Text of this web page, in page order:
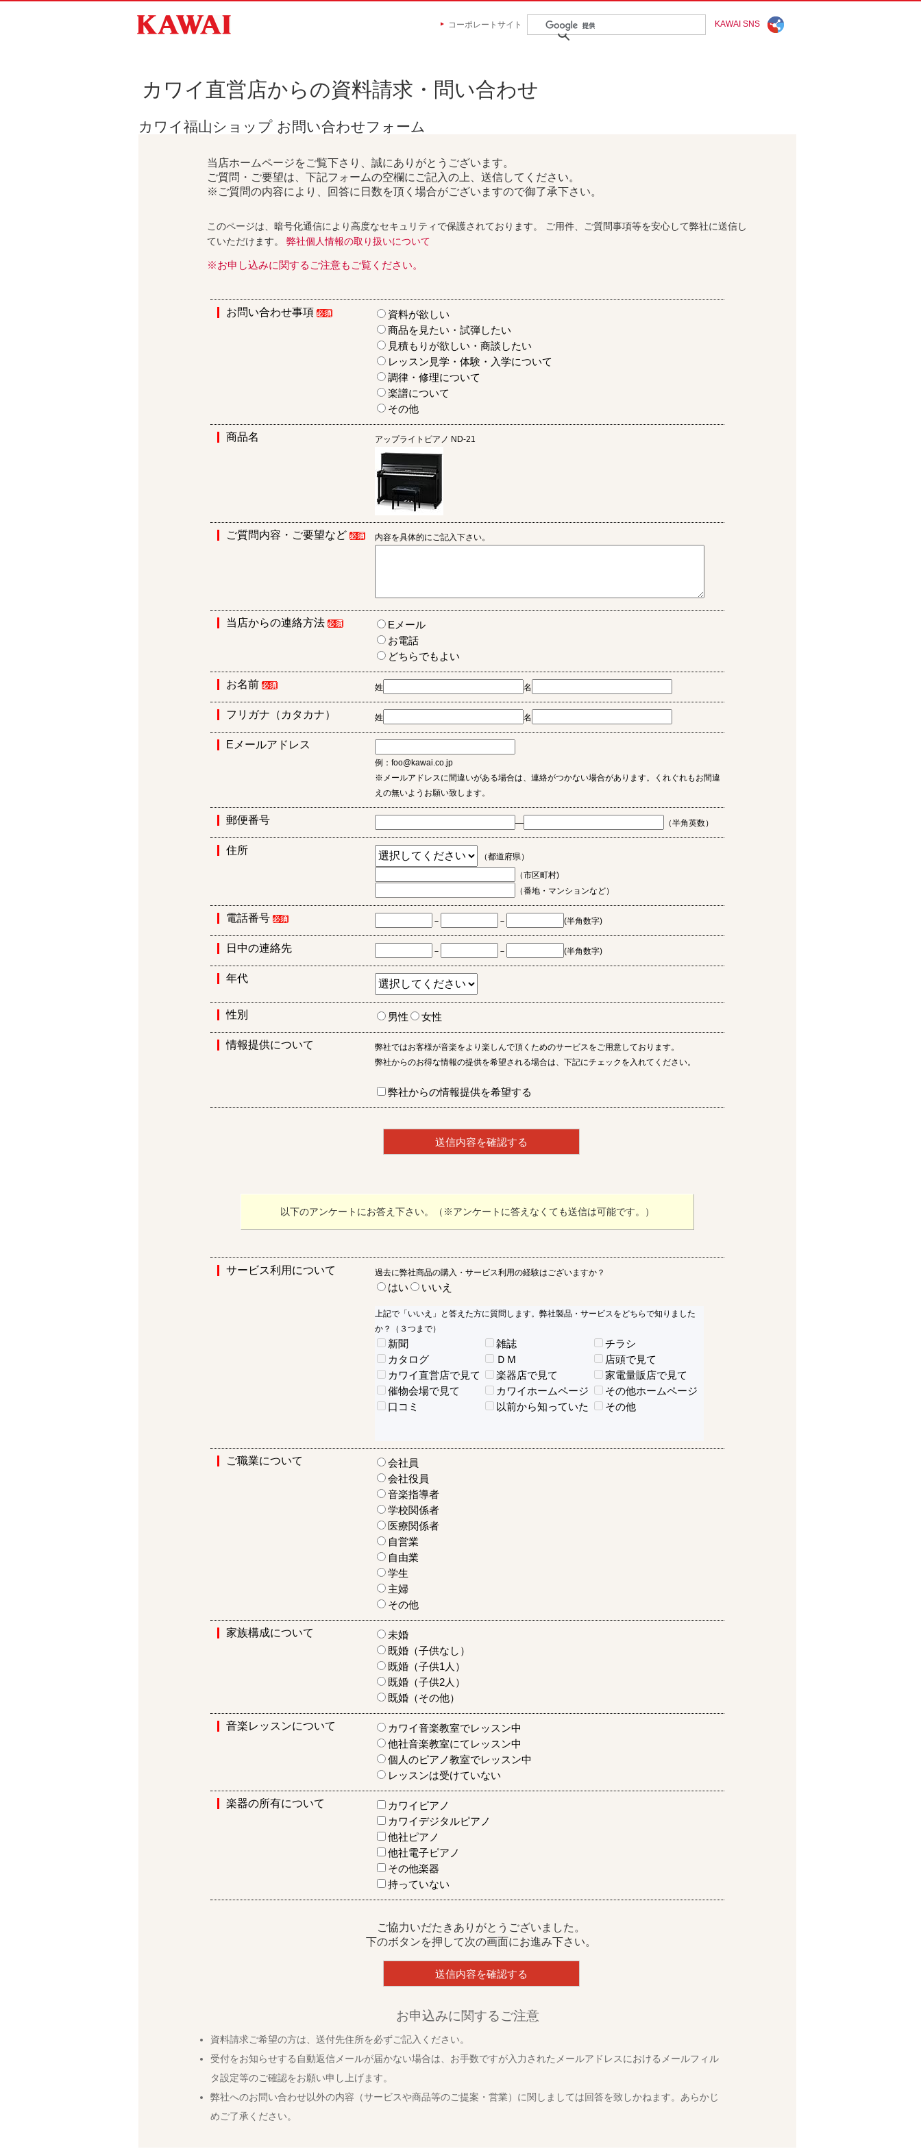
コーポレートサイト KAWAI SNS
カワイ直営店からの資料請求・問い合わせ
カワイ福山ショップ お問い合わせフォーム
当店ホームページをご覧下さり、誠にありがとうございます。
ご質問・ご要望は、下記フォームの空欄にご記入の上、送信してください。
※ご質問の内容により、回答に日数を頂く場合がございますので御了承下さい。
このページは、暗号化通信により高度なセキュリティで保護されております。 ご用件、ご質問事項等を安心して弊社に送信し
ていただけます。 弊社個人情報の取り扱いについて
※お申し込みに関するご注意もご覧ください。
お問い合わせ事項
資料が欲しい
商品を見たい・試弾したい
見積もりが欲しい・商談したい
レッスン見学・体験・入学について
調律・修理について
楽譜について
その他
商品名 アップライトピアノ ND-21
ご質問内容・ご要望など 内容を具体的にご記入下さい。
当店からの連絡方法
Eメール
お電話
どちらでもよい
お名前 姓 名
フリガナ（カタカナ） 姓 名
Eメールアドレス
例：foo@kawai.co.jp
※メールアドレスに間違いがある場合は、連絡がつかない場合があります。くれぐれもお間違
えの無いようお願い致します。
郵便番号 ― （半角英数）
住所
（都道府県）
（市区町村)
（番地・マンションなど）
電話番号 － － (半角数字)
日中の連絡先 － － (半角数字)
年代
性別 男性 女性
情報提供について
弊社ではお客様が音楽をより楽しんで頂くためのサービスをご用意しております。
弊社からのお得な情報の提供を希望される場合は、下記にチェックを入れてください。
弊社からの情報提供を希望する
以下のアンケートにお答え下さい。（※アンケートに答えなくても送信は可能です。）
サービス利用について 過去に弊社商品の購入・サービス利用の経験はございますか？
はい いいえ
上記で「いいえ」と答えた方に質問します。弊社製品・サービスをどちらで知りました
か？（３つまで）
新聞 雑誌
チラシ
カタログ
ＤＭ
店頭で見て
カワイ直営店で見て
楽器店で見て
家電量販店で見て
催物会場で見て
カワイホームページ
その他ホームページ
口コミ
以前から知っていた その他
ご職業について
会社員
会社役員
音楽指導者
学校関係者
医療関係者
自営業
自由業
学生
主婦
その他
家族構成について
未婚
既婚（子供なし）
既婚（子供1人）
既婚（子供2人）
既婚（その他）
音楽レッスンについて
カワイ音楽教室でレッスン中
他社音楽教室にてレッスン中
個人のピアノ教室でレッスン中
レッスンは受けていない
楽器の所有について
カワイピアノ
カワイデジタルピアノ
他社ピアノ
他社電子ピアノ
その他楽器
持っていない
ご協力いだたきありがとうございました。
下のボタンを押して次の画面にお進み下さい。
お申込みに関するご注意
資料請求ご希望の方は、送付先住所を必ずご記入ください。
受付をお知らせする自動返信メールが届かない場合は、お手数ですが入力されたメールアドレスにおけるメールフィル
タ設定等のご確認をお願い申し上げます。
弊社へのお問い合わせ以外の内容（サービスや商品等のご提案・営業）に関しましては回答を致しかねます。あらかじ
めご了承ください。